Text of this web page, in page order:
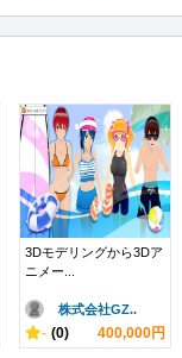
3Dモデリングから3Dア
ニメー...
株式会社GZ..
- (0) 400,000円